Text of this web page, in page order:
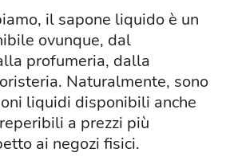
il sapone liquido è un
ovunque, dal
profumeria, dalla
Naturalmente, sono
liquidi disponibili anche
a prezzi più
ai negozi fisici.